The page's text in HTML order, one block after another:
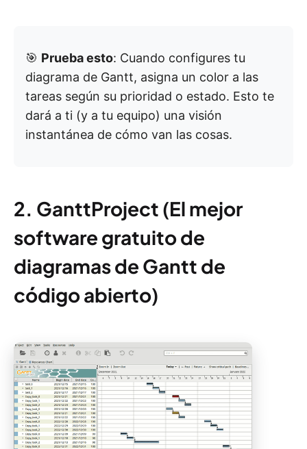
🎯 Prueba esto: Cuando configures tu
diagrama de Gantt, asigna un color a las
tareas según su prioridad o estado. Esto te
dará a ti (y a tu equipo) una visión
instantánea de cómo van las cosas.
2. GanttProject (El mejor
software gratuito de
diagramas de Gantt de
código abierto)